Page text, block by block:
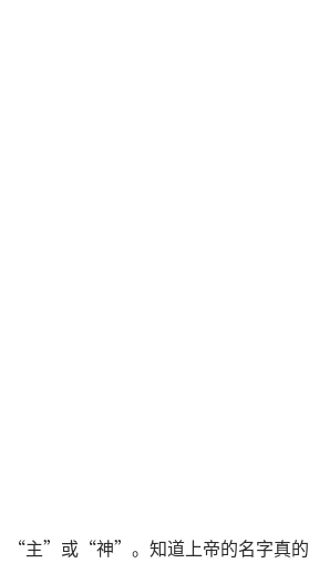
主”或“神”。知道上帝的名字真的